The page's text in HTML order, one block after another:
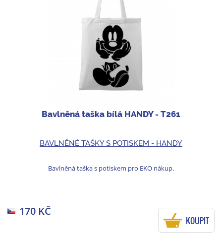
Bavlněná taška bílá HANDY - T261
BAVLNĚNÉ TAŠKY S POTISKEM - HANDY
Bavlněná taška s potiskem pro EKO nákup.
170 KČ
KOUPIT